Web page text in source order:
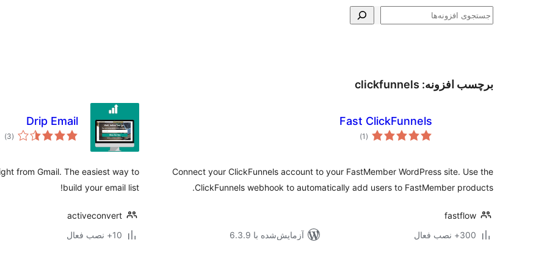
جستجو
برچسب افزونه: clickfunnels
Fast ClickFunnels
(1 مجموع
امتیازها)
Connect your ClickFunnels account to your FastMember WordPress site. Use the
ClickFunnels webhook to automatically add users to FastMember products.
fastflow
300+ نصب فعال
آزمایش‌شده با 6.3.9
Drip Email
(3
)
from Gmail. The easiest way to
build your email list!
activeconvert
10+ نصب فعال